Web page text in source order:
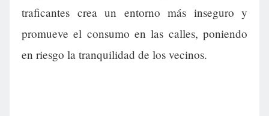
traficantes crea un entorno más inseguro y
promueve el consumo en las calles, poniendo
en riesgo la tranquilidad de los vecinos.